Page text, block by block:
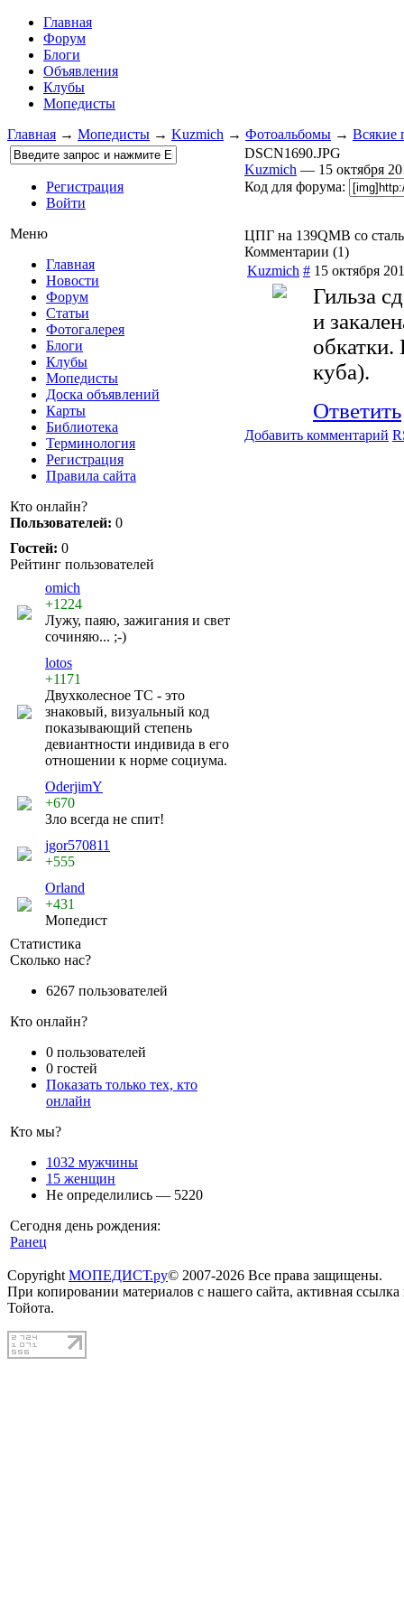
Главная
Форум
Блоги
Объявления
Клубы
Мопедисты
Главная → Мопедисты → Kuzmich → Фотоальбомы → Всякие
Регистрация
Войти
Меню
Главная
Новости
Форум
Статьи
Фотогалерея
Блоги
Клубы
Мопедисты
Доска объявлений
Карты
Библиотека
Терминология
Регистрация
Правила сайта
Кто онлайн?
Пользователей: 0
Гостей: 0
Рейтинг пользователей
omich
+1224
Лужу, паяю, зажигания и свет
сочиняю... ;-)
lotos
+1171
Двухколесное ТС - это
знаковый, визуальный код
показывающий степень
девиантности индивида в его
отношении к норме социума.
OderjimY
+670
Зло всегда не спит!
jgor570811
+555
Orland
+431
Мопедист
Статистика
Сколько нас?
6267 пользователей
Кто онлайн?
0 пользователей
0 гостей
Показать только тех, кто
онлайн
Кто мы?
1032 мужчины
15 женщин
Не определились — 5220
Сегодня день рождения:
Ранец
DSCN1690.JPG
Kuzmich — 15 октября
Код для форума:
ЦПГ на 139QMB со
Комментарии (1)
Kuzmich # 15 октября
Гильза
и
куба).
Ответить
Добавить комментарий
Copyright МОПЕДИСТ.ру© 2007-2026 Все права защищены.
При копировании материалов с нашего сайта, активная
Тойота.